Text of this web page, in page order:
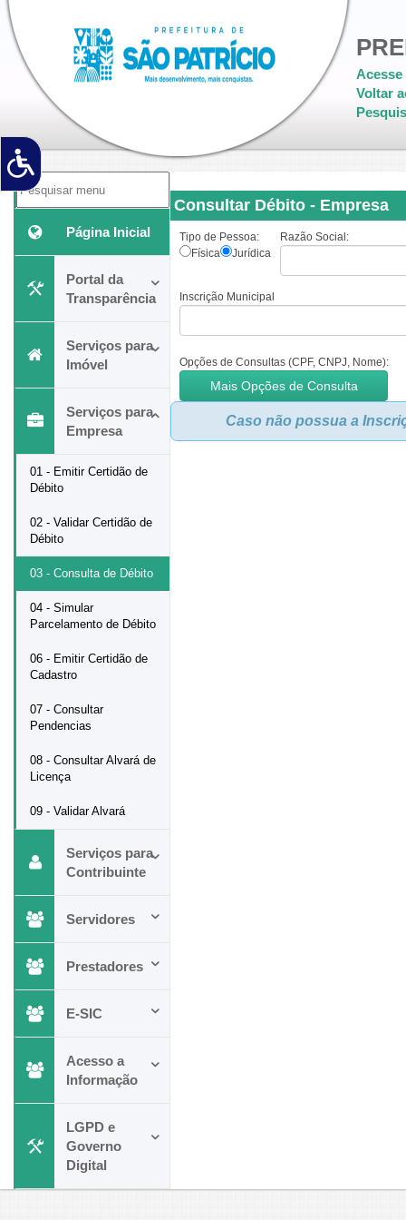
Acesse
Voltar
Página Inicial
Portal da
Transparência
Serviços para
Imóvel
Serviços para
Empresa
01 - Emitir Certidão de
Débito
02 - Validar Certidão de
Débito
03 - Consulta de Débito
04 - Simular
Parcelamento de Débito
06 - Emitir Certidão de
Cadastro
07 - Consultar
Pendencias
08 - Consultar Alvará de
Licença
09 - Validar Alvará
Serviços para
Contribuinte
Servidores
Prestadores
E-SIC
Acesso a
Informação
LGPD e
Governo
Digital
Consultar Débito - Empresa
Tipo de Pessoa:
Física
Jurídica
Razão Social:
Inscrição Municipal
Opções de Consultas (CPF, CNPJ, Nome):
Caso não possua a